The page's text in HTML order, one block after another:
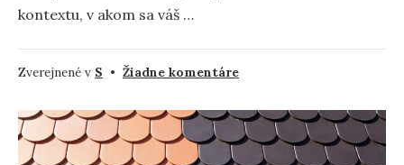
kontextu, v akom sa váš …
Zverejnené v S • Žiadne komentárena
–
snívať